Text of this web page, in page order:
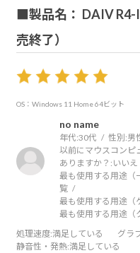
■製品名： DAIV R4-
売終了）
OS：Windows 11 Home 64ビット
no name
年代:30代 性別:男
以前にマウスコンピ
ありますか？: いいえ
最も使用する用途（
覧
最も使用する用途（
最も使用する用途（
処理速度:満足している グラ
静音性・発熱:満足している